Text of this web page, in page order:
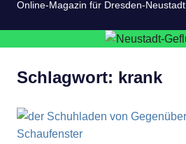
Online-Magazin für Dresden-Neustadt
Schlagwort: krank